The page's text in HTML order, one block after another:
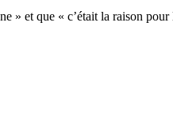
et que « c’était la raison